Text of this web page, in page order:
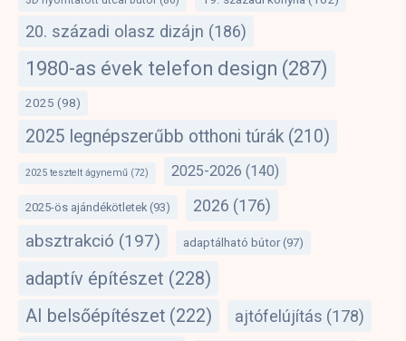
20. századi olasz dizájn (186)
1980-as évek telefon design (287)
2025 (98)
2025 legnépszerűbb otthoni túrák (210)
2025 tesztelt ágynemű (72) 2025-2026 (140)
2025-ös ajándékötletek (93) 2026 (176)
absztrakció (197) adaptálható bútor(97)
adaptív építészet (228)
AI belsőépítészet (222) ajtófelújítás (178)